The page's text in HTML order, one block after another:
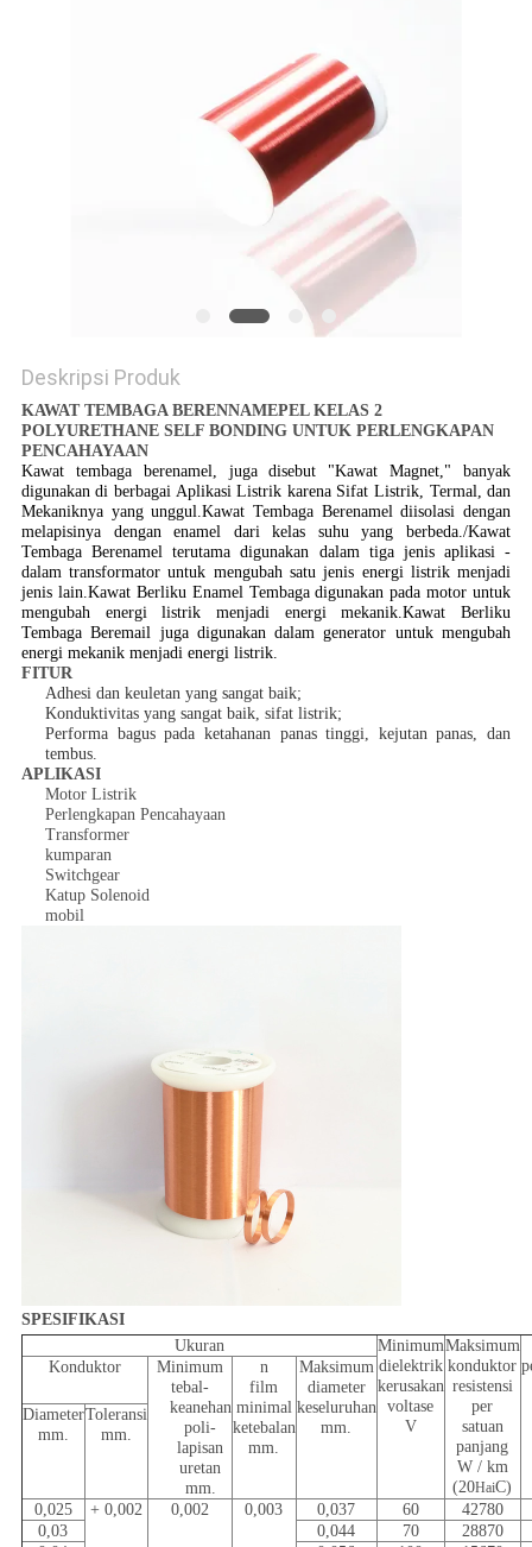
Deskripsi Produk
KAWAT TEMBAGA BERENNAMEPEL KELAS 2
POLYURETHANE SELF BONDING UNTUK PERLENGKAPAN
PENCAHAYAAN
Kawat tembaga berenamel, juga disebut "Kawat Magnet," banyak
digunakan di berbagai Aplikasi Listrik karena Sifat Listrik, Termal, dan
Mekaniknya yang unggul.Kawat Tembaga Berenamel diisolasi dengan
melapisinya dengan enamel dari kelas suhu yang berbeda./Kawat
Tembaga Berenamel terutama digunakan dalam tiga jenis aplikasi -
dalam transformator untuk mengubah satu jenis energi listrik menjadi
jenis lain.Kawat Berliku Enamel Tembaga digunakan pada motor untuk
mengubah energi listrik menjadi energi mekanik.Kawat Berliku
Tembaga Beremail juga digunakan dalam generator untuk mengubah
energi mekanik menjadi energi listrik.
FITUR
Adhesi dan keuletan yang sangat baik;
Konduktivitas yang sangat baik, sifat listrik;
Performa bagus pada ketahanan panas tinggi, kejutan panas, dan
tembus.
APLIKASI
Motor Listrik
Perlengkapan Pencahayaan
Transformer
kumparan
Switchgear
Katup Solenoid
mobil
SPESIFIKASI
Ukuran
Minimum
dielektrik
kerusakan
voltase
V
Maksimum
konduktor
resistensi
per
satuan
panjang
W / km
(20HaiC)
Konduktor
Minimum
tebal-
keanehan
poli-
lapisan
uretan
mm.
n
film
minimal
ketebalan
mm.
Maksimum
diameter
keseluruhan
mm.
Diameter
mm.
Toleransi
mm.
0,025 + 0,002 0,002 0,003 0,037 60
42780
0,03
0,044 70
28870